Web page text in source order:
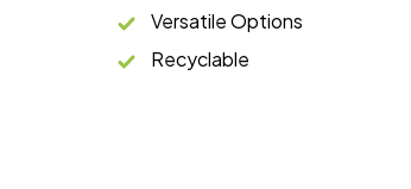
Versatile Options
Recyclable